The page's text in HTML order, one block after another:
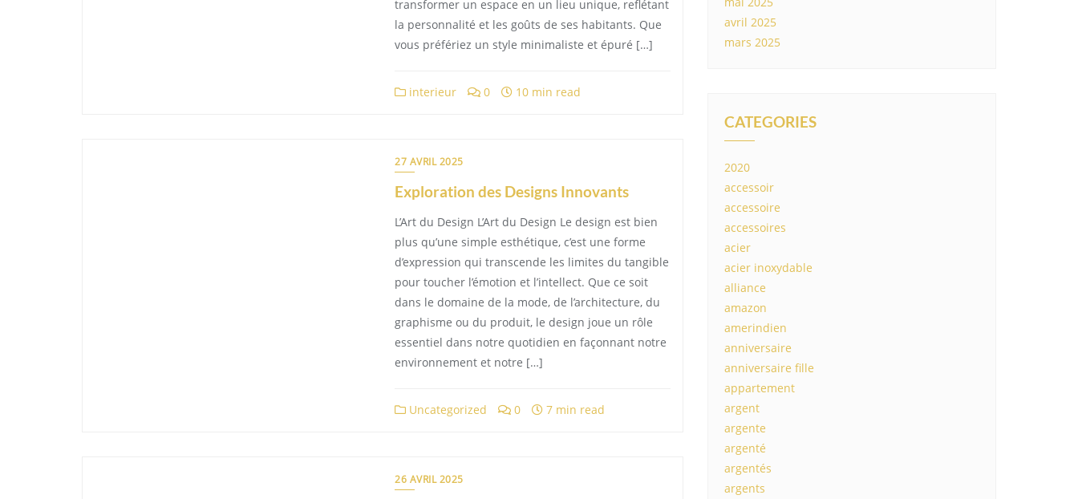
transformer un espace en un lieu unique, reflétant
la personnalité et les goûts de ses habitants. Que
vous préfériez un style minimaliste et épuré […]
interieur 0 10 min read
27 AVRIL 2025
Exploration des Designs Innovants
L’Art du Design L’Art du Design Le design est bien
plus qu’une simple esthétique, c’est une forme
d’expression qui transcende les limites du tangible
pour toucher l’émotion et l’intellect. Que ce soit
dans le domaine de la mode, de l’architecture, du
graphisme ou du produit, le design joue un rôle
essentiel dans notre quotidien en façonnant notre
environnement et notre […]
Uncategorized 0 7 min read
26 AVRIL 2025
avril 2025
mars 2025
CATEGORIES
2020
accessoir
accessoire
accessoires
acier
acier inoxydable
alliance
amazon
amerindien
anniversaire
anniversaire fille
appartement
argent
argente
argenté
argentés
argents